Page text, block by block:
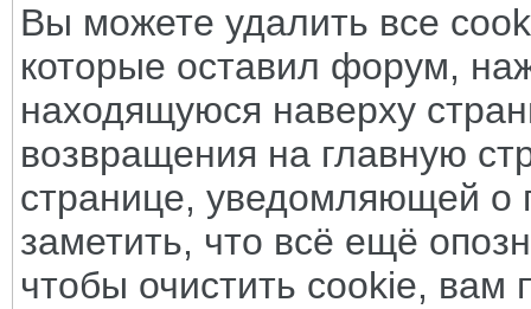
Вы можете удалить все
которые оставил форум,
находящуюся наверху
возвращения на главную
странице, уведомляющей о
заметить, что всё ещё
чтобы очистить cookie, вам